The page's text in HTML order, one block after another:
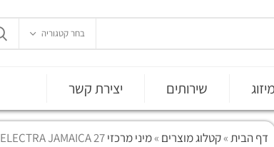
בחר קטגוריה
שירותים יצירת קשר
דף הבית»קטלוג מוצרים »מיני מרכזי INVERTERELECTRA JAMAICA 27